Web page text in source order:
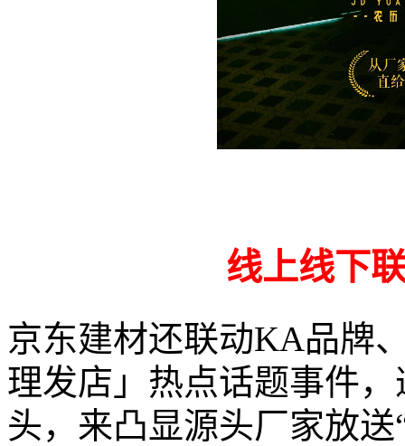
线上线下
京东建材还联动KA品牌
理发店」热点话题事件
头，来凸显源头厂家放